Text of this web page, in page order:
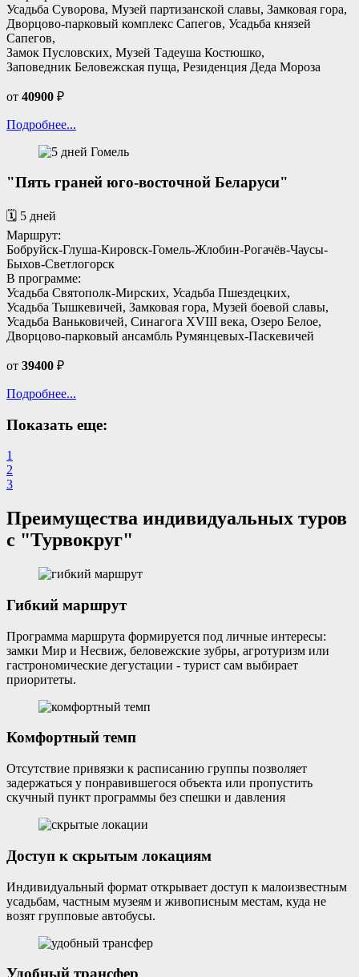
Усадьба Суворова, Музей партизанской славы, Замковая гора,
Дворцово-парковый комплекс Сапегов, Усадьба князей
Сапегов,
Замок Пусловских, Музей Тадеуша Костюшко,
Заповедник Беловежская пуща, Резиденция Деда Мороза
от 40900 ₽
Подробнее...
"Пять граней юго-восточной Беларуси"
🗓️ 5 дней
Маршрут:
Бобруйск-Глуша-Кировск-Гомель-Жлобин-Рогачёв-Чаусы-
Быхов-Светлогорск
В программе:
Усадьба Святополк-Мирских, Усадьба Пшездецких,
Усадьба Тышкевичей, Замковая гора, Музей боевой славы,
Усадьба Ваньковичей, Синагога XVIII века, Озеро Белое,
Дворцово-парковый ансамбль Румянцевых-Паскевичей
от 39400 ₽
Подробнее...
Показать еще:
1
2
3
Преимущества индивидуальных туров
с "Турвокруг"
Гибкий маршрут
Программа маршрута формируется под личные интересы:
замки Мир и Несвиж, беловежские зубры, агротуризм или
гастрономические дегустации - турист сам выбирает
приоритеты.
Комфортный темп
Отсутствие привязки к расписанию группы позволяет
задержаться у понравившегося объекта или пропустить
скучный пункт программы без спешки и давления
Доступ к скрытым локациям
Индивидуальный формат открывает доступ к малоизвестным
усадьбам, частным музеям и живописным местам, куда не
возят групповые автобусы.
Удобный трансфер